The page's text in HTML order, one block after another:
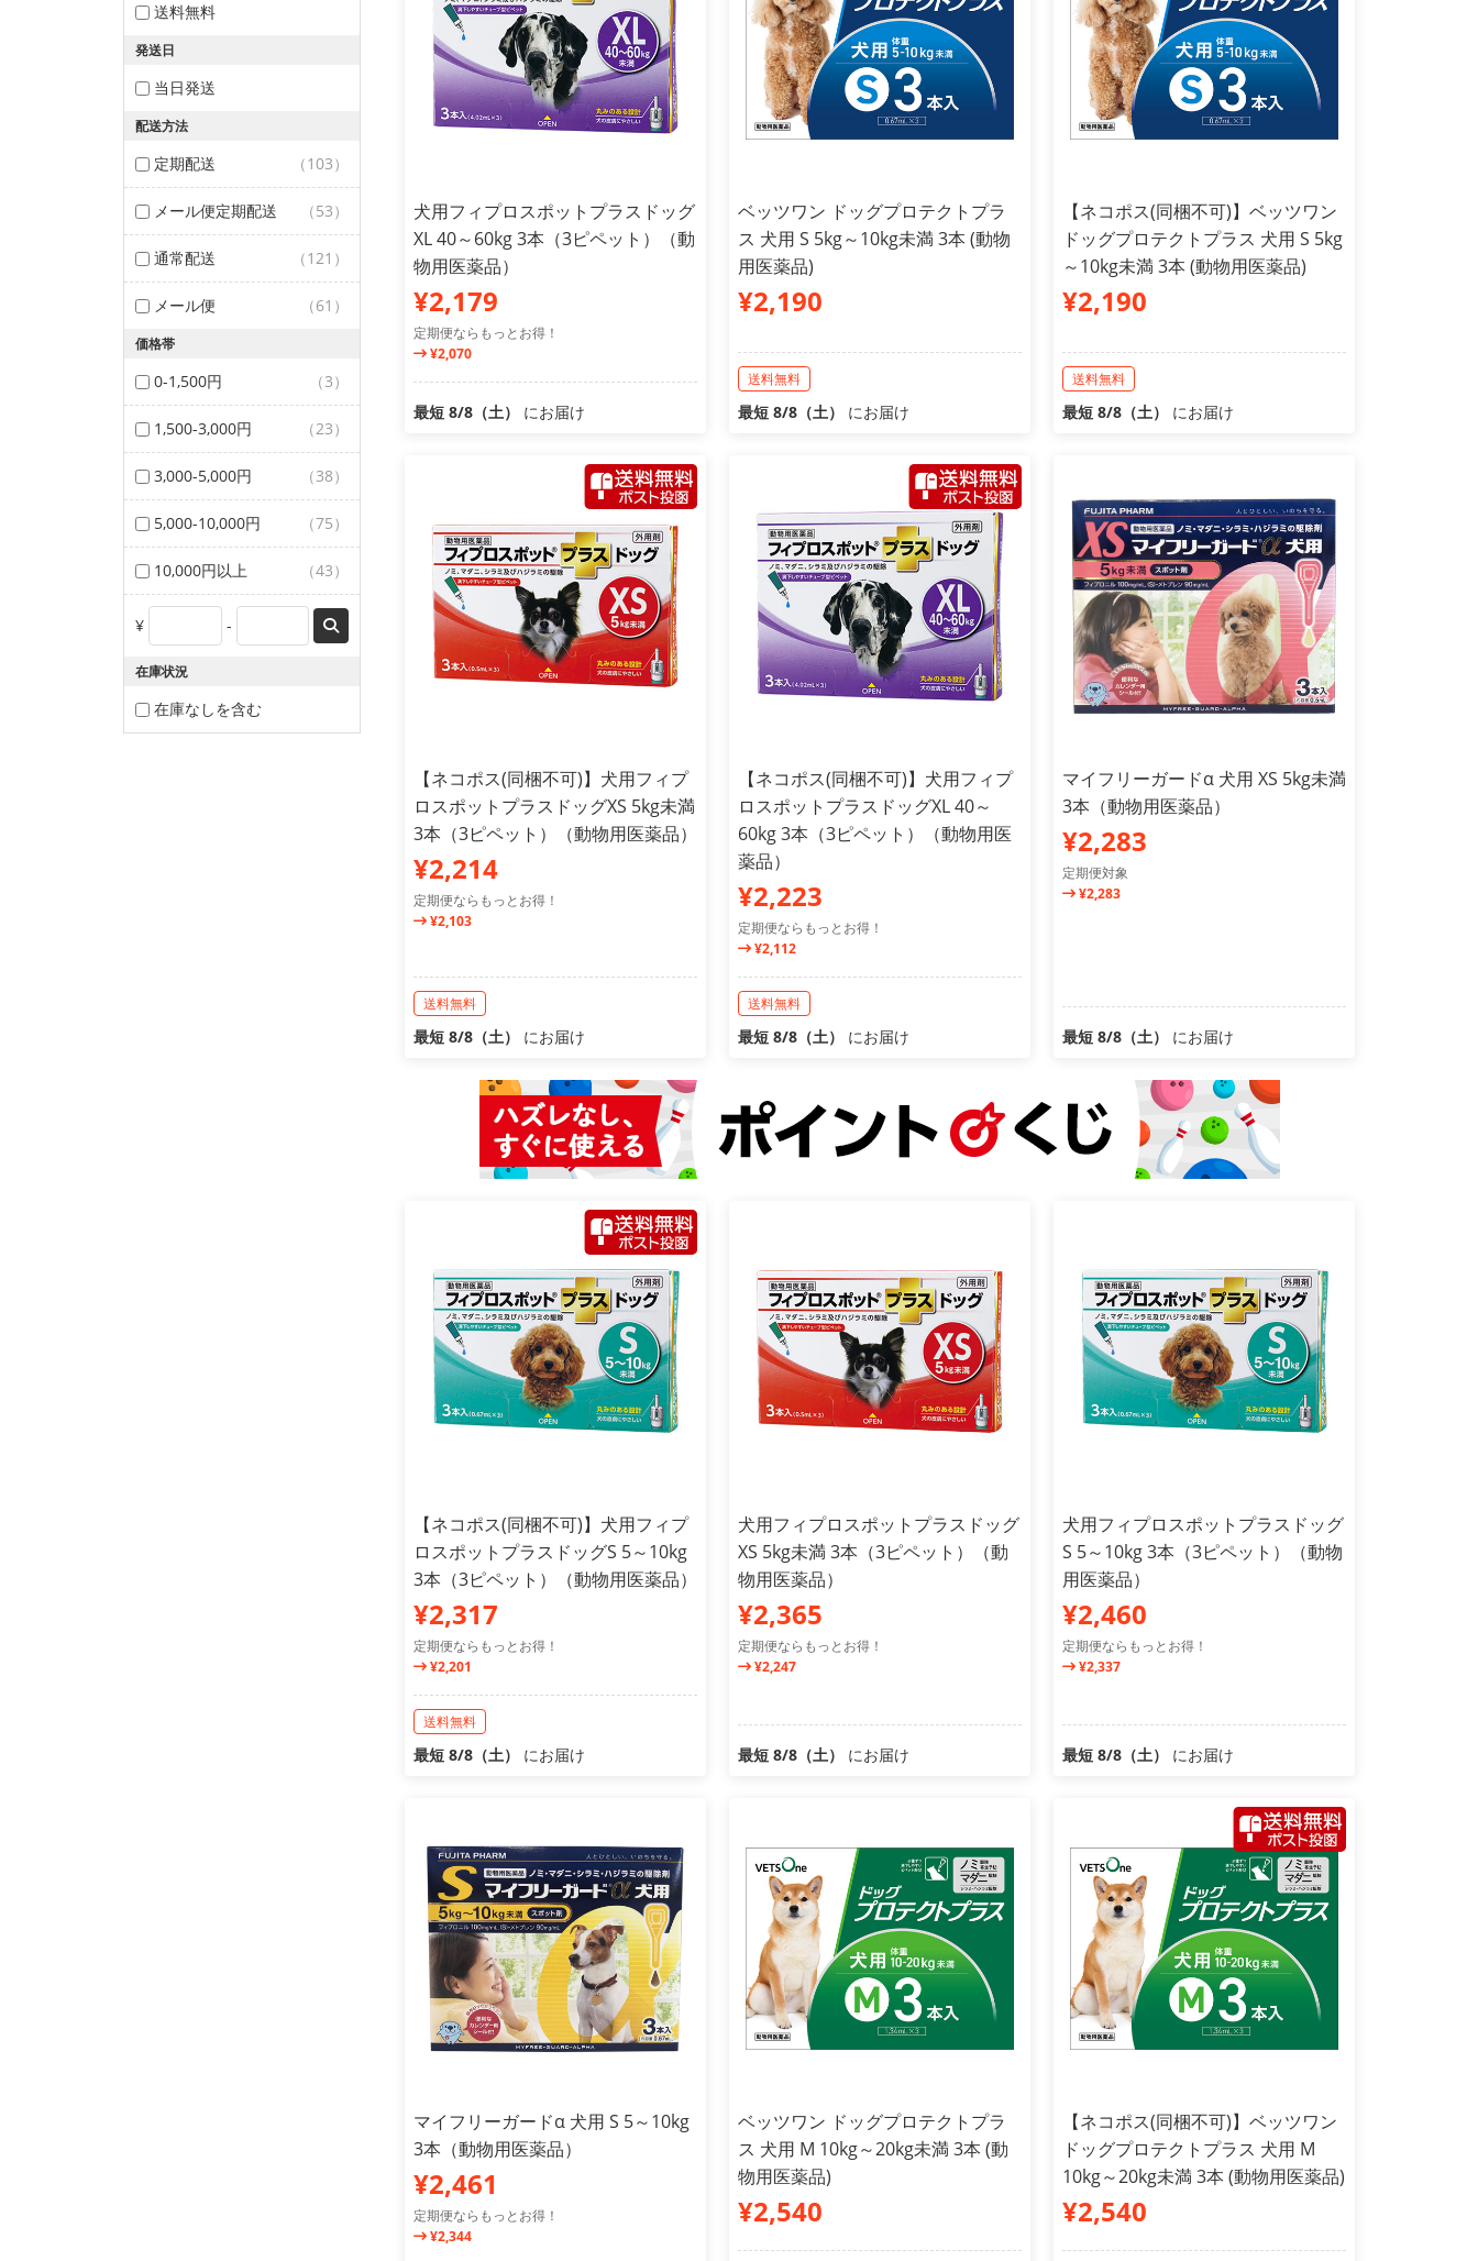
送料無料
発送日
当日発送
配送方法
定期配送 （103）
メール便定期配送 （53）
通常配送 （121）
メール便 （61）
価格帯
0-1,500円 （3）
1,500-3,000円 （23）
3,000-5,000円 （38）
5,000-10,000円 （75）
10,000円以上 （43）
¥ -
在庫状況
在庫なしを含む
犬用フィプロスポットプラスドッグ
XL 40～60kg 3本（3ピペット）（動
物用医薬品）
¥2,179
定期便ならもっとお得！
¥2,070
最短 8/8（土） にお届け
ベッツワン ドッグプロテクトプラ
ス 犬用 S 5kg～10kg未満 3本 (動物
用医薬品)
¥2,190
送料無料
最短 8/8（土） にお届け
【ネコポス(同梱不可)】ベッツワン
ドッグプロテクトプラス 犬用 S 5kg
～10kg未満 3本 (動物用医薬品)
¥2,190
送料無料
最短 8/8（土） にお届け
【ネコポス(同梱不可)】犬用フィプ
ロスポットプラスドッグXS 5kg未満
3本（3ピペット）（動物用医薬品）
¥2,214
定期便ならもっとお得！
¥2,103
送料無料
最短 8/8（土） にお届け
【ネコポス(同梱不可)】犬用フィプ
ロスポットプラスドッグXL 40～
60kg 3本（3ピペット）（動物用医
薬品）
¥2,223
定期便ならもっとお得！
¥2,112
送料無料
最短 8/8（土） にお届け
マイフリーガードα 犬用 XS 5kg未満
3本（動物用医薬品）
¥2,283
定期便対象
¥2,283
最短 8/8（土） にお届け
【ネコポス(同梱不可)】犬用フィプ
ロスポットプラスドッグS 5～10kg
3本（3ピペット）（動物用医薬品）
¥2,317
定期便ならもっとお得！
¥2,201
送料無料
最短 8/8（土） にお届け
犬用フィプロスポットプラスドッグ
XS 5kg未満 3本（3ピペット）（動
物用医薬品）
¥2,365
定期便ならもっとお得！
¥2,247
最短 8/8（土） にお届け
犬用フィプロスポットプラスドッグ
S 5～10kg 3本（3ピペット）（動物
用医薬品）
¥2,460
定期便ならもっとお得！
¥2,337
最短 8/8（土） にお届け
マイフリーガードα 犬用 S 5～10kg
3本（動物用医薬品）
¥2,461
定期便ならもっとお得！
¥2,344
ベッツワン ドッグプロテクトプラ
ス 犬用 M 10kg～20kg未満 3本 (動
物用医薬品)
¥2,540
【ネコポス(同梱不可)】ベッツワン
ドッグプロテクトプラス 犬用 M
10kg～20kg未満 3本 (動物用医薬品)
¥2,540